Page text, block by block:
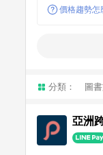
價格趨勢怎
分類： 圖
亞洲